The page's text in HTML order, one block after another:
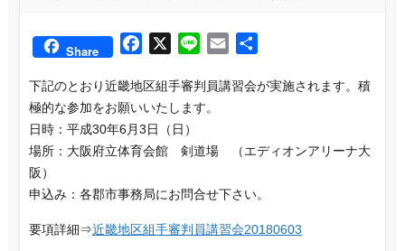
Share
c
e
b
o
k
n
e
a
下記のとおり近畿地区組手審判員講習会が実施されます。積
極的な参加をお願いいたします。
日時：平成30年6月3日（日）
場所：大阪府立体育会館 剣道場 （エディオンアリーナ大
阪）
申込み：各郡市事務局にお問合せ下さい。
要項詳細⇒近畿地区組手審判員講習会20180603